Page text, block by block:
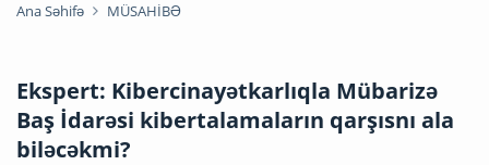
Ana Səhifə MÜSAHİBƏ
Ekspert: Kibercinayətkarlıqla Mübarizə
Baş İdarəsi kibertalamaların qarşısnı ala
biləcəkmi?